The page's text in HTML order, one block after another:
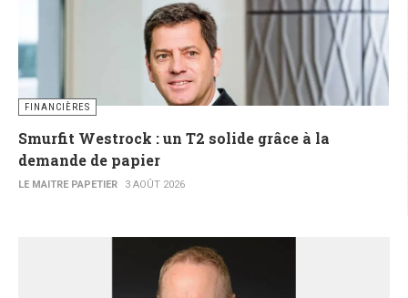
FINANCIÈRES
Smurfit Westrock : un T2 solide grâce à la
demande de papier
LE MAITRE PAPETIER 3 AOÛT 2026